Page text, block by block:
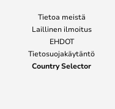
Tietoa meistä
Laillinen ilmoitus
EHDOT
Tietosuojakäytäntö
Country Selector